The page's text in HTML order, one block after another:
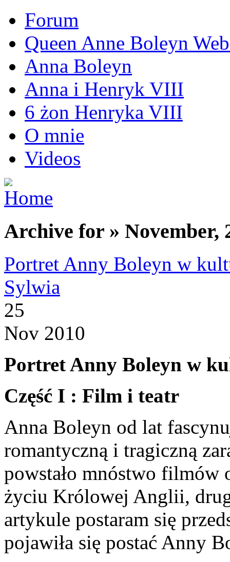
Forum
Queen Anne Boleyn
Anna Boleyn
Anna i Henryk VIII
6 żon Henryka VIII
O mnie
Videos
Archive for » November,
Portret Anny Boleyn w
Sylwia
25
Nov 2010
Portret Anny Boleyn w
Część I : Film i teatr
Anna Boleyn od lat
romantyczną i tragiczną
powstało mnóstwo filmów
życiu Królowej Anglii,
artykule postaram się
pojawiła się postać Anny